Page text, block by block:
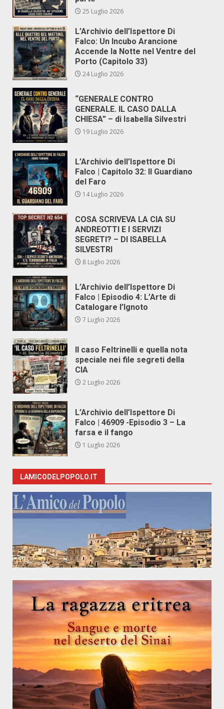
25 Luglio 2026
L’Archivio dell’Ispettore Di
Falco: Un Incubo Arancione
Accende la Notte nel Ventre del
Porto (Capitolo 33)
24 Luglio 2026
“GENERALE CONTRO
GENERALE. IL CASO DALLA
CHIESA” – di Isabella Silvestri
19 Luglio 2026
L’Archivio dell’Ispettore Di
Falco | Capitolo 32: Il Guardiano
del Faro
14 Luglio 2026
COSA SCRIVEVA LA CIA SU
ANDREOTTI E I SERVIZI
SEGRETI? – DI ISABELLA
SILVESTRI
8 Luglio 2026
L’Archivio dell’Ispettore Di
Falco | Episodio 4: L’Arte di
Catalogare l’Ignoto
7 Luglio 2026
Il caso Feltrinelli e quella nota
speciale nei file segreti della
CIA
2 Luglio 2026
L’Archivio dell’Ispettore Di
Falco | 46909 -Episodio 3 – La
farsa e il fango
1 Luglio 2026
LAMICODELPOPOLO.IT